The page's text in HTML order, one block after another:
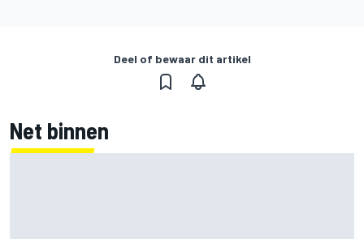
Deel of bewaar dit artikel
Net binnen